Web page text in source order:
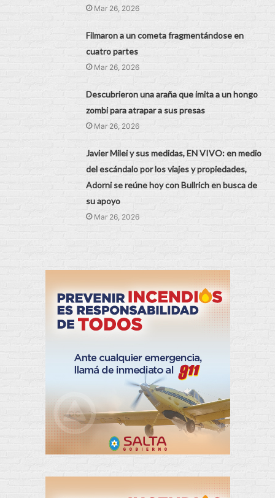
Mar 26, 2026
Filmaron a un cometa fragmentándose en
cuatro partes
Mar 26, 2026
Descubrieron una araña que imita a un hongo
zombi para atrapar a sus presas
Mar 26, 2026
Javier Milei y sus medidas, EN VIVO: en medio
del escándalo por los viajes y propiedades,
Adorni se reúne hoy con Bullrich en busca de
su apoyo
Mar 26, 2026